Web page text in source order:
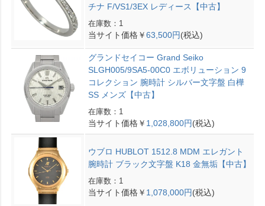
チナ F/VS1/3EX レディース【中古】
在庫数：1
当サイト価格￥63,500円(税込)
グランドセイコー Grand Seiko
SLGH005/9SA5-00C0 エボリューション 9
コレクション 腕時計 シルバー文字盤 白樺
SS メンズ【中古】
在庫数：1
当サイト価格￥ 1,028,800円(税込)
ウブロ HUBLOT 1512.8 MDM エレガント
腕時計 ブラック文字盤 K18 金無垢【中古】
在庫数：1
当サイト価格￥ 1,078,000円(税込)